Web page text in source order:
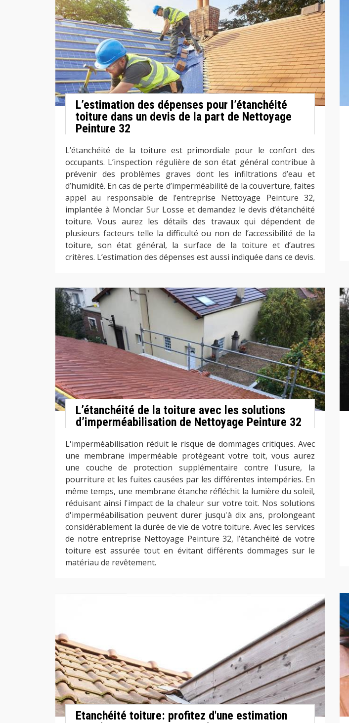
L’estimation des dépenses pour l’étanchéité
toiture dans un devis de la part de Nettoyage
Peinture 32
L’étanchéité de la toiture est primordiale pour le confort des
occupants. L’inspection régulière de son état général contribue à
prévenir des problèmes graves dont les infiltrations d’eau et
d’humidité. En cas de perte d’imperméabilité de la couverture, faites
appel au responsable de l’entreprise Nettoyage Peinture 32,
implantée à Monclar Sur Losse et demandez le devis d’étanchéité
toiture. Vous aurez les détails des travaux qui dépendent de
plusieurs facteurs telle la difficulté ou non de l’accessibilité de la
toiture, son état général, la surface de la toiture et d’autres
critères. L’estimation des dépenses est aussi indiquée dans ce devis.
L’étanchéité de la toiture avec les solutions
d’imperméabilisation de Nettoyage Peinture 32
L'imperméabilisation réduit le risque de dommages critiques. Avec
une membrane imperméable protégeant votre toit, vous aurez
une couche de protection supplémentaire contre l'usure, la
pourriture et les fuites causées par les différentes intempéries. En
même temps, une membrane étanche réfléchit la lumière du soleil,
réduisant ainsi l'impact de la chaleur sur votre toit. Nos solutions
d'imperméabilisation peuvent durer jusqu'à dix ans, prolongeant
considérablement la durée de vie de votre toiture. Avec les services
de notre entreprise Nettoyage Peinture 32, l’étanchéité de votre
toiture est assurée tout en évitant différents dommages sur le
matériau de revêtement.
Etanchéité toiture: profitez d'une estimation